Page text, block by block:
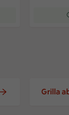
svårighetsgrad
Grilla